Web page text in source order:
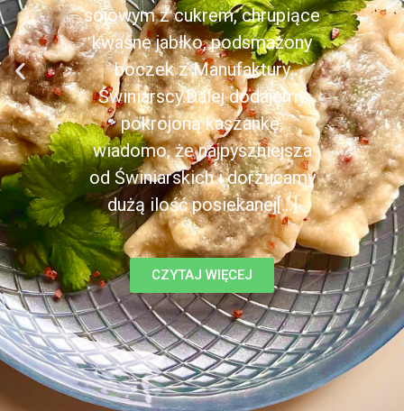
sojowym z cukrem, chrupiące
kwaśne jabłko, podsmażony
boczek z Manufaktury
Świniarscy.Dalej dodajemy
pokrojoną kaszankę,
wiadomo, że najpyszniejsza
od Świniarskich i dorzucamy
dużą ilość posiekanej[...]
CZYTAJ WIĘCEJ